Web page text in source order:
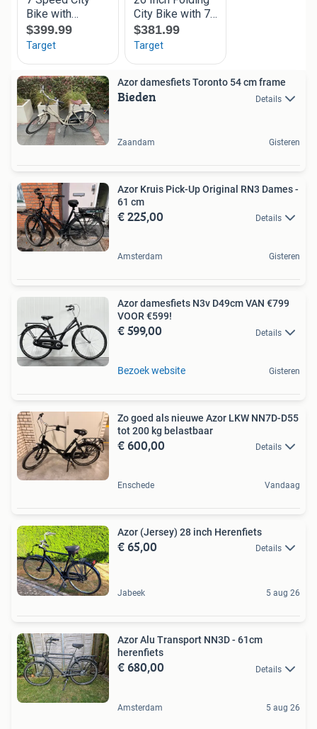
Azor damesfiets Toronto 54 cm frame
Bieden Details
Zaandam Gisteren
Azor Kruis Pick-Up Original RN3 Dames -
61 cm
€ 225,00 Details
Amsterdam Gisteren
Azor damesfiets N3v D49cm VAN €799
VOOR €599!
€ 599,00 Details
Bezoek website Gisteren
Zo goed als nieuwe Azor LKW NN7D-D55
tot 200 kg belastbaar
€ 600,00 Details
Enschede Vandaag
Azor (Jersey) 28 inch Herenfiets
€ 65,00 Details
Jabeek 5 aug 26
Azor Alu Transport NN3D - 61cm
herenfiets
€ 680,00 Details
Amsterdam 5 aug 26